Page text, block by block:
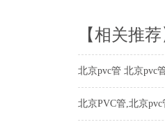
【相关推荐
北京pvc管 北京pvc
北京PVC管,北京